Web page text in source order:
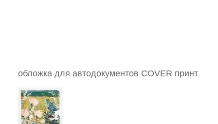
обложка для автодокументов COVER принт